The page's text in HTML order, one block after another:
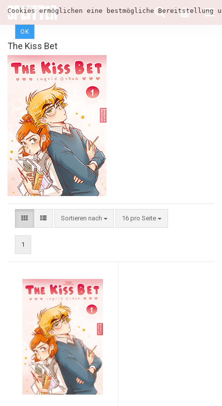
Cookies ermöglichen eine bestmögliche
OK
The Kiss Bet
Sortieren nach 16 pro Seite
1